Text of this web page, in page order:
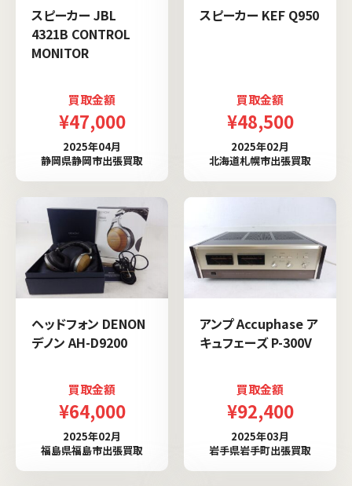
スピーカー JBL
4321B CONTROL
MONITOR
買取金額
¥47,000
2025年04月
静岡県静岡市出張買取
スピーカー KEF Q950
買取金額
¥48,500
2025年02月
北海道札幌市出張買取
ヘッドフォン DENON
デノン AH-D9200
買取金額
¥64,000
2025年02月
福島県福島市出張買取
アンプ Accuphase ア
キュフェーズ P-300V
買取金額
¥92,400
2025年03月
岩手県岩手町出張買取